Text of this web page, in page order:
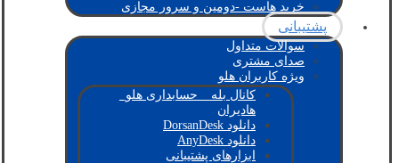
خرید هاست -دومین و سرور مجازی
پشتیبانی
سوالات متداول
صدای مشتری
ویژه کاربران هلو
کانال بله _ حسابداری هلو_
هادیران
دانلود DorsanDesk
دانلود AnyDesk
ابزارهای پشتیبانی